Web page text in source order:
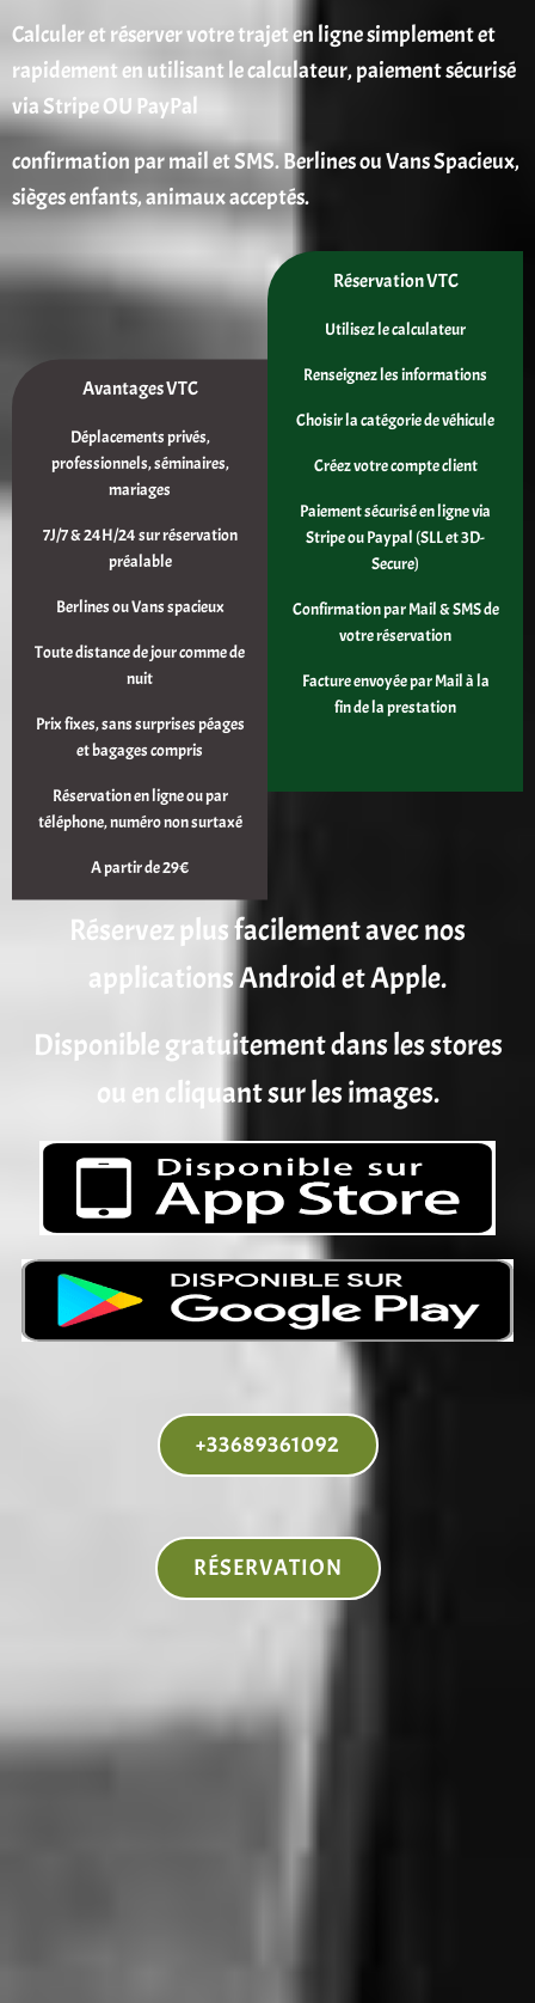
Calculer et réserver votre trajet en ligne simplement et
rapidement en utilisant le calculateur, paiement sécurisé
via Stripe OU PayPal
confirmation par mail et SMS. Berlines ou Vans Spacieux,
sièges enfants, animaux acceptés.
Avantages VTC
Déplacements privés,
professionnels, séminaires,
mariages
7J/7 & 24H/24 sur réservation
préalable
Berlines ou Vans spacieux
Toute distance de jour comme de
nuit
Prix fixes, sans surprises péages
et bagages compris
Réservation en ligne ou par
téléphone, numéro non surtaxé
A partir de 29€
Réservation VTC
Utilisez le calculateur
Renseignez les informations
Choisir la catégorie de véhicule
Créez votre compte client
Paiement sécurisé en ligne via
Stripe ou Paypal (SLL et 3D-
Secure)
Confirmation par Mail & SMS de
votre réservation
Facture envoyée par Mail à la
fin de la prestation
Réservez plus facilement avec nos
applications Android et Apple.
Disponible gratuitement dans les stores
ou en cliquant sur les images.
+33689361092
RÉSERVATION